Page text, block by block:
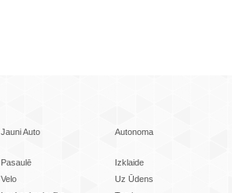
Jauni Auto Autonoma
Pasaulē
Izklaide
Velo
Uz Ūdens